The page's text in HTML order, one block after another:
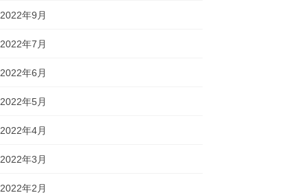
2022年9月
2022年7月
2022年6月
2022年5月
2022年4月
2022年3月
2022年2月